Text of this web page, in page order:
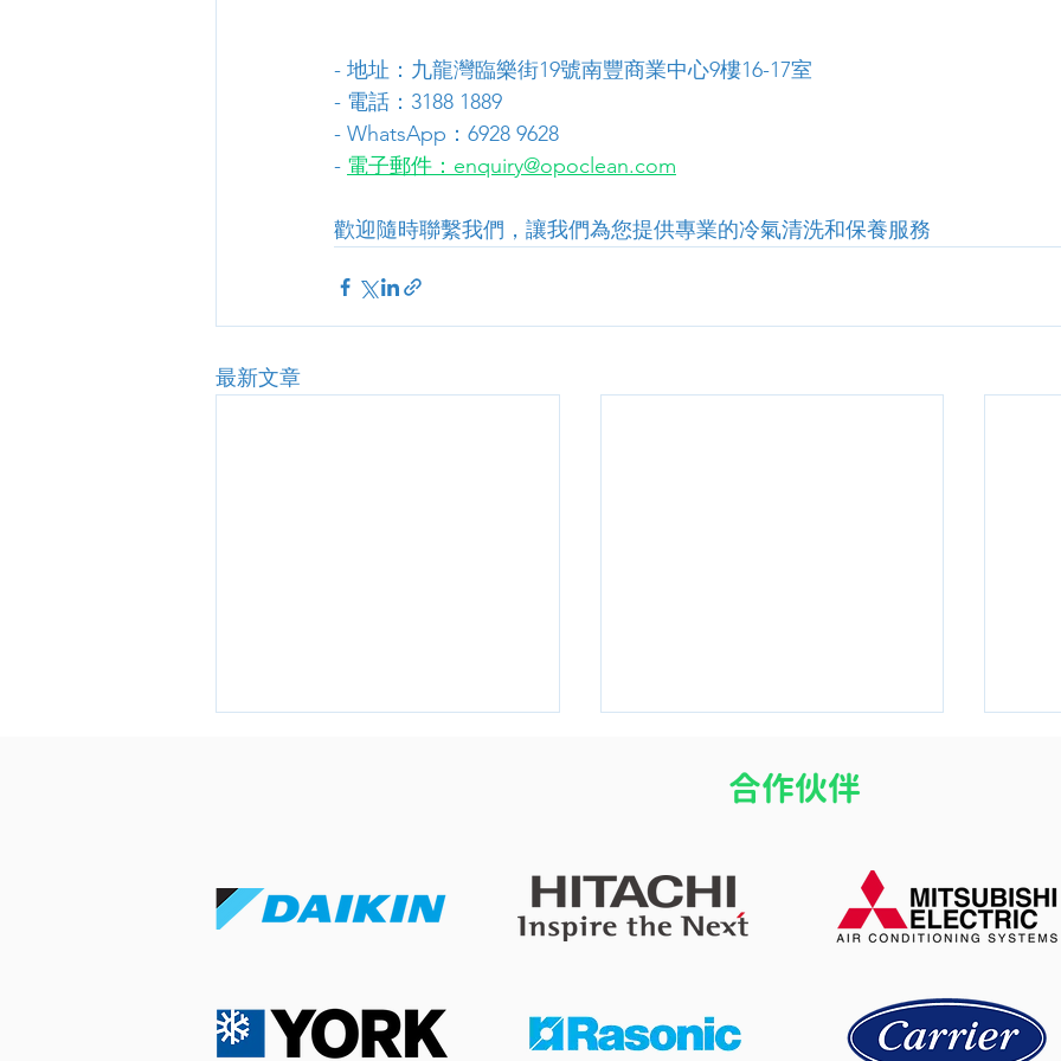
- 地址：九龍灣臨樂街19號南豐商業中心9樓16-17室
- 電話：3188 1889
- WhatsApp：6928 9628
- 電子郵件：enquiry@opoclean.com
歡迎隨時聯繫我們，讓我們為您提供專業的冷氣清洗和保養服務
最新文章
南
開冷氣瞓覺令小朋友乾咳？改
冷
度
​合作伙伴